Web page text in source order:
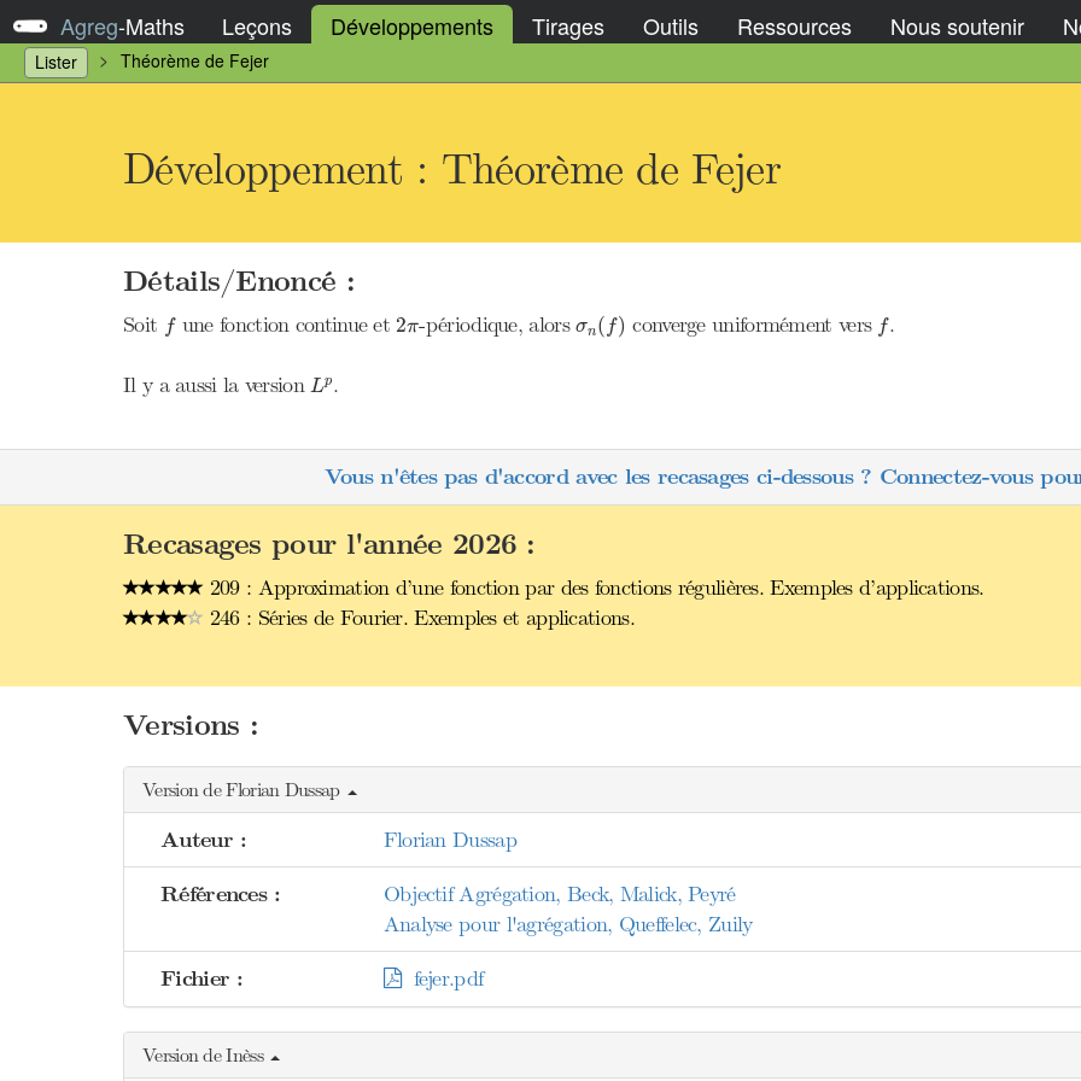
Agreg-Maths Leçons Développements Tirages Outils Ressources Nous soutenir
Lister Théorème de Fejer
Développement : Théorème de Fejer
Détails/Enoncé :
Soit fune fonction continue et 2π
2 π-périodique, alorsσn( f)
n( f) converge uniformément vers f
f .
Il y a aussi la versionLp
Lp.
Vous n'êtes pas d'accord avec les recasages ci-dessous ? Connectez-vous
Recasages pour l'année 2026 :
209 : Approximation d’une fonction par des fonctions régulières. Exemples d’applications.
246 : Séries de Fourier. Exemples et applications.
Versions :
Version de Florian Dussap
Auteur : Florian Dussap
Références :
Objectif Agrégation, Beck, Malick, Peyré
Analyse pour l'agrégation, Queffelec, Zuily
Fichier : fejer.pdf
Version de Inèss